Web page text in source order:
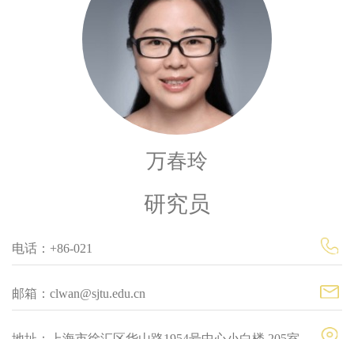
万春玲
研究员
电话：+86-021
邮箱：clwan@sjtu.edu.cn